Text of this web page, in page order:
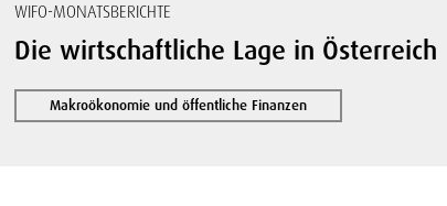
WIFO-MONATSBERICHTE
Die wirtschaftliche Lage in Österreich
Makroökonomie und öffentliche Finanzen